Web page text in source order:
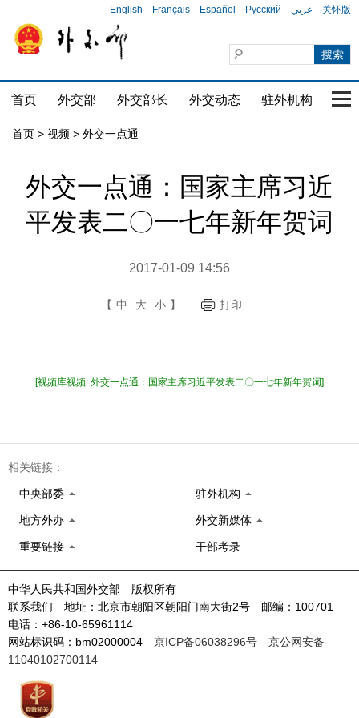
English Français Español Русский عربي 关怀版
首页 外交部 外交部长 外交动态 驻外机构 国
首页 > 视频 > 外交一点通
外交一点通：国家主席习近
平发表二〇一七年新年贺词
2017-01-09 14:56
【 中 大 小 】 打印
[视频库视频: 外交一点通：国家主席习近平发表二〇一七年新年贺词]
相关链接：
中央部委 驻外机构
地方外办 外交新媒体
重要链接 干部考录
中华人民共和国外交部 版权所有
联系我们 地址：北京市朝阳区朝阳门南大街2号 邮编：100701
电话：+86-10-65961114
网站标识码：bm02000004 京ICP备06038296号
京公网安备
11040102700114